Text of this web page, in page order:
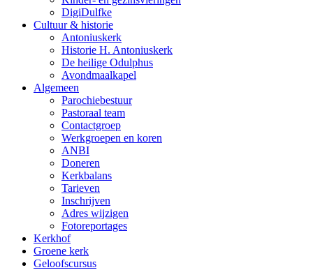
DigiDulfke
Cultuur & historie
Antoniuskerk
Historie H. Antoniuskerk
De heilige Odulphus
Avondmaalkapel
Algemeen
Parochiebestuur
Pastoraal team
Contactgroep
Werkgroepen en koren
ANBI
Doneren
Kerkbalans
Tarieven
Inschrijven
Adres wijzigen
Fotoreportages
Kerkhof
Groene kerk
Geloofscursus